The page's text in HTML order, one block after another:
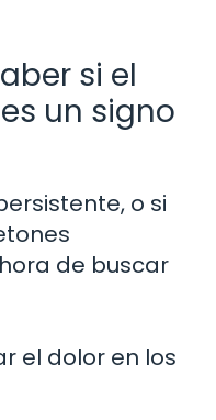
si el
un signo
o si
de buscar
el dolor en los